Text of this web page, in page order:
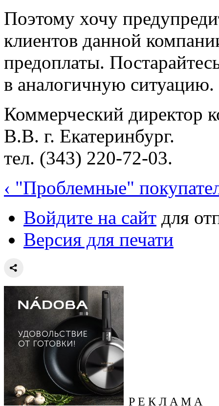
Поэтому хочу
клиентов данной
предоплаты.
в аналогичную ситуацию.
Коммерческий
В.В. г. Екатеринбург.
тел. (343) 220-72-03.
‹ "Проблемные"
Войдите на сайт для
Версия для печати
Р Е К Л А М А